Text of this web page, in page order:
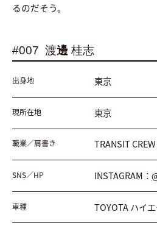
るのだそう。
#007 渡邊桂志
出身地 東京
現所在地 東京
職業／肩書き TRANSIT
SNS／HP INSTAGRAM：
車種 TOYOTA ハイ